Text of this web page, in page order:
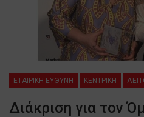
ΕΤΑΙΡΙΚΗ ΕΥΘΥΝΗ ΚΕΝΤΡΙΚΗ
Διάκριση για τον